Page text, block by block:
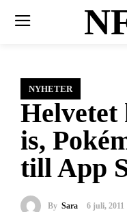
NYHETER
is,
till App
By Sara 6 juli, 2011